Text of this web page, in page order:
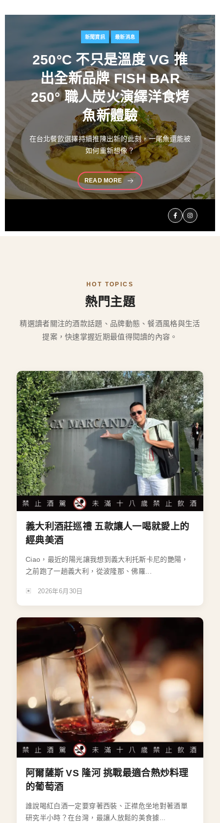
新聞資訊 最新消息
百富攜手金獎藝術家推出
花時心藝限量禮盒 循四季
流轉描繪時間之美 演繹過
桶工藝經典 獻禮中秋
中秋佳節向來是傳遞情誼與分享珍藏的重要時刻。堅
持百年製酒工藝
READ MORE
HOT TOPICS
熱門主題
精選讀者關注的酒款話題、品牌動態、餐酒風格與生活
提案，快速掌握近期最值得閱讀的內容。
義大利酒莊巡禮 五款讓人一喝就愛上的
經典美酒
Ciao，最近的陽光讓我想到義大利托斯卡尼的艷陽，
之前跑了一趟義大利，從波隆那、佛羅...
2026年6月30日
阿爾薩斯 VS 隆河 挑戰最適合熱炒料理
的葡萄酒
誰說喝紅白酒一定要穿著西裝、正襟危坐地對著酒單
研究半小時？在台灣，最讓人放鬆的美食據...